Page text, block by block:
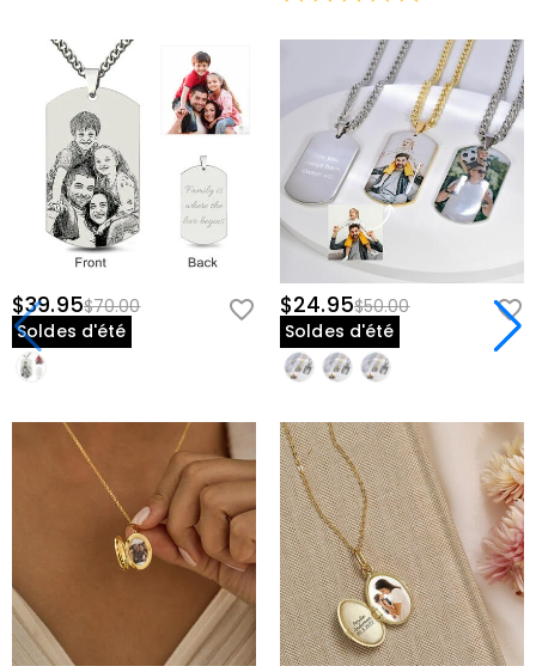
qualité avec une finition polie qui résiste au ternissement lors d'un
port quotidien.
Attache de Chaîne Sécurisée :Le charm est solidement attaché à
un maillon de chaîne délicat, conçu pour un port quotidien
confortable.
Longueur de Chaîne Ajustable :
Disponible en plusieurs tailles pour
s'adapter à différentes encolures et préférences personnelles.
Design Léger :Le pendentif est confortable à porter toute la journée,
se posant magnifiquement contre votre poitrine.
Pourquoi Ce Cadeau Se Démarque
Contrairement à une photo d'animal standard dans un cadre ou
d'emporter votre compagnon bien-aimé partout où vous allez. Il
transforme un simple accessoire en un hommage significatif,
visible près de votre cœur et prêt à susciter des conversations avec
d'autres amoureux des animaux. C'est à la fois une déclaration de
mode et un souvenir émotionnel—une façon de célébrer le lien
unique que vous partagez avec votre animal sous une forme
portable et tangible.
Commandez Votre Pendentif Animal Personnalisé
$39.95$70.00
Soldes d'été
$24.95$50.00
Soldes d'été